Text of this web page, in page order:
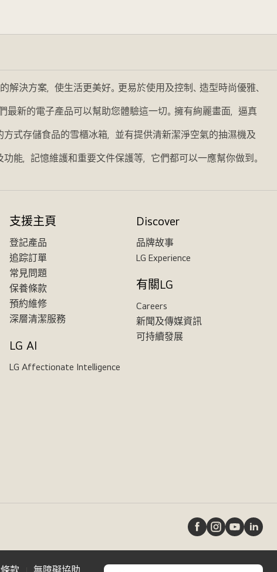
決方案，使生活更美好。更易於使用及控制、造型時尚優雅、
新的電子產品可以幫助您體驗這一切。擁有絢麗畫面，逼真
式存儲食品的雪櫃冰箱，並有提供清新潔淨空氣的抽濕機及
能，記憶維護和重要文件保護等，它們都可以一應幫你做到。
支援主頁
登記產品
追踪訂單
常見問題
保養條款
預約維修
深層清潔服務
LG AI
LG Affectionate Intelligence
Discover
品牌故事
LG Experience
有關LG
Careers
新聞及傳媒資訊
可持續發展